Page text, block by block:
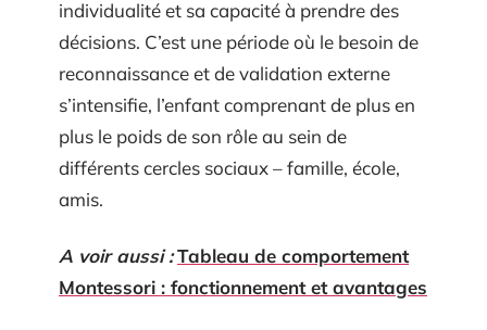
individualité et sa capacité à prendre des
décisions. C’est une période où le besoin de
reconnaissance et de validation externe
s’intensifie, l’enfant comprenant de plus en
plus le poids de son rôle au sein de
différents cercles sociaux – famille, école,
amis.
A voir aussi :Tableau de comportement
Montessori : fonctionnement et avantages